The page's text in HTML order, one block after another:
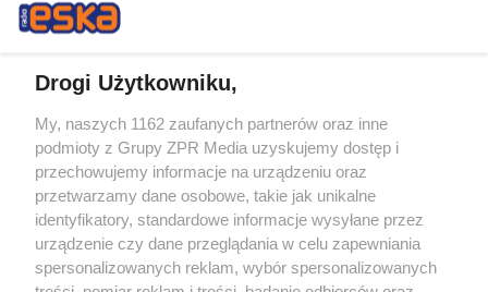
Żaden utwór zamieszczony w serwisie nie może być powielany i
rozpowszechniany lub dalej rozpowszechniany w jakikolwiek sposób (w
tym także elektroniczny lub mechaniczny) na jakimkolwiek polu
eksploatacji w jakiejkolwiek formie, włącznie z umieszczaniem w
Internecie bez pisemnej zgody właściciela praw. Jakiekolwiek użycie lub
wykorzystanie utworów w całości lub w części z naruszeniem prawa,
tzn. bez właściwej zgody, jest zabronione pod groźbą kary i może być
ścigane prawnie.
Drogi Użytkowniku,
My, naszych 1162 zaufanych partnerów oraz inne
podmioty z Grupy ZPR Media uzyskujemy dostęp i
przechowujemy informacje na urządzeniu oraz
przetwarzamy dane osobowe, takie jak unikalne
identyfikatory, standardowe informacje wysyłane przez
urządzenie czy dane przeglądania w celu zapewniania
spersonalizowanych reklam, wybór spersonalizowanych